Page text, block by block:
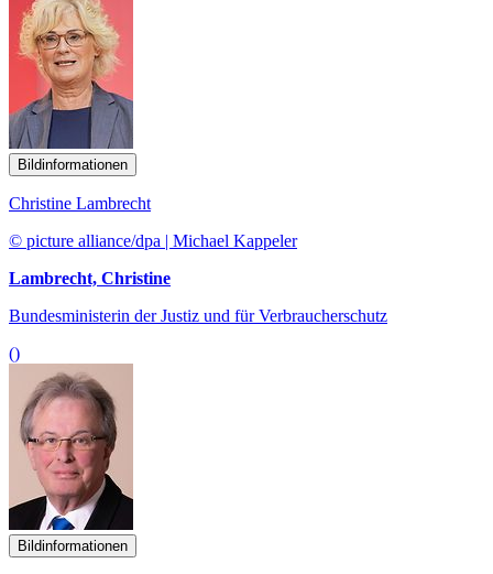
Bildinformationen
Christine Lambrecht
© picture alliance/dpa | Michael Kappeler
Lambrecht, Christine
Bundesministerin der Justiz und für Verbraucherschutz
()
Bildinformationen